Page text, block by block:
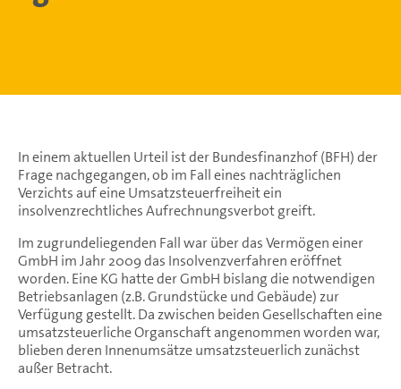
In einem aktuellen Urteil ist der Bundesfinanzhof (BFH) der
Frage nachgegangen, ob im Fall eines nachträglichen
Verzichts auf eine Umsatzsteuerfreiheit ein
insolvenzrechtliches Aufrechnungsverbot greift.
Im zugrundeliegenden Fall war über das Vermögen einer
GmbH im Jahr 2009 das Insolvenzverfahren eröffnet
worden. Eine KG hatte der GmbH bislang die notwendigen
Betriebsanlagen (z.B. Grundstücke und Gebäude) zur
Verfügung gestellt. Da zwischen beiden Gesellschaften eine
umsatzsteuerliche Organschaft angenommen worden war,
blieben deren Innenumsätze umsatzsteuerlich zunächst
außer Betracht.